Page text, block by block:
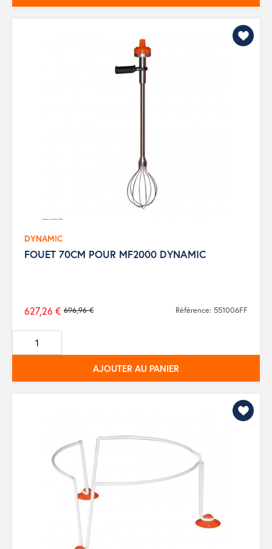
DYNAMIC
FOUET 70CM POUR MF2000 DYNAMIC
Prix
de
base
696,96 €
627,26 € Référence: 551006FF
AJOUTER AU PANIER